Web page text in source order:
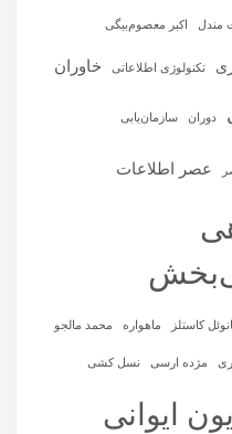
مندل اکبر معصوم‌بیگی
تکنولوژی اطلاعاتی خاوران
دوران سازمان‌یابی
عصر اطلاعات
کاستلز ماهواره‌ محمد مالجو
مژده ارسی نسل کشی
ایوانی